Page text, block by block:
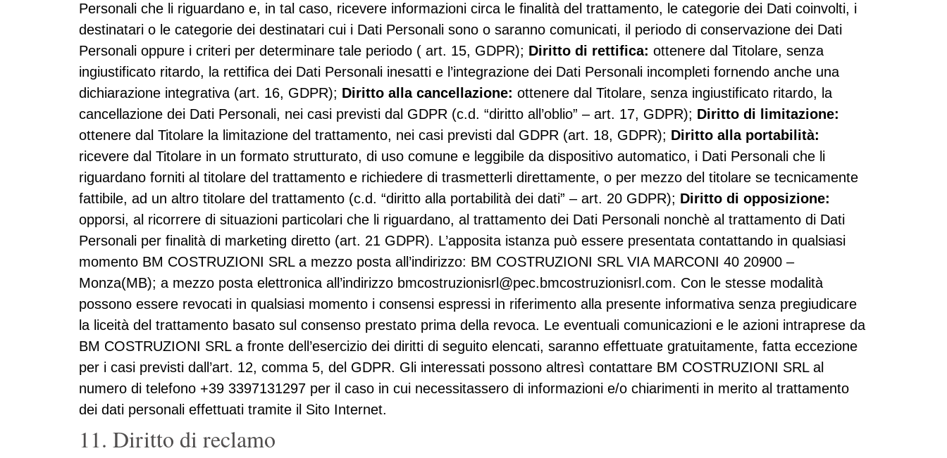
Personali che li riguardano e, in tal caso, ricevere informazioni circa le finalità del trattamento, le categorie dei Dati coinvolti, i
destinatari o le categorie dei destinatari cui i Dati Personali sono o saranno comunicati, il periodo di conservazione dei Dati
Personali oppure i criteri per determinare tale periodo ( art. 15, GDPR); Diritto di rettifica: ottenere dal Titolare, senza
ingiustificato ritardo, la rettifica dei Dati Personali inesatti e l’integrazione dei Dati Personali incompleti fornendo anche una
dichiarazione integrativa (art. 16, GDPR); Diritto alla cancellazione: ottenere dal Titolare, senza ingiustificato ritardo, la
cancellazione dei Dati Personali, nei casi previsti dal GDPR (c.d. “diritto all’oblio” – art. 17, GDPR); Diritto di limitazione:
ottenere dal Titolare la limitazione del trattamento, nei casi previsti dal GDPR (art. 18, GDPR); Diritto alla portabilità:
ricevere dal Titolare in un formato strutturato, di uso comune e leggibile da dispositivo automatico, i Dati Personali che li
riguardano forniti al titolare del trattamento e richiedere di trasmetterli direttamente, o per mezzo del titolare se tecnicamente
fattibile, ad un altro titolare del trattamento (c.d. “diritto alla portabilità dei dati” – art. 20 GDPR); Diritto di opposizione:
opporsi, al ricorrere di situazioni particolari che li riguardano, al trattamento dei Dati Personali nonchè al trattamento di Dati
Personali per finalità di marketing diretto (art. 21 GDPR). L’apposita istanza può essere presentata contattando in qualsiasi
momento BM COSTRUZIONI SRL a mezzo posta all’indirizzo: BM COSTRUZIONI SRL VIA MARCONI 40 20900 –
Monza(MB); a mezzo posta elettronica all’indirizzo bmcostruzionisrl@pec.bmcostruzionisrl.com. Con le stesse modalità
possono essere revocati in qualsiasi momento i consensi espressi in riferimento alla presente informativa senza pregiudicare
la liceità del trattamento basato sul consenso prestato prima della revoca. Le eventuali comunicazioni e le azioni intraprese da
BM COSTRUZIONI SRL a fronte dell’esercizio dei diritti di seguito elencati, saranno effettuate gratuitamente, fatta eccezione
per i casi previsti dall’art. 12, comma 5, del GDPR. Gli interessati possono altresì contattare BM COSTRUZIONI SRL al
numero di telefono +39 3397131297 per il caso in cui necessitassero di informazioni e/o chiarimenti in merito al trattamento
dei dati personali effettuati tramite il Sito Internet.
11. Diritto di reclamo